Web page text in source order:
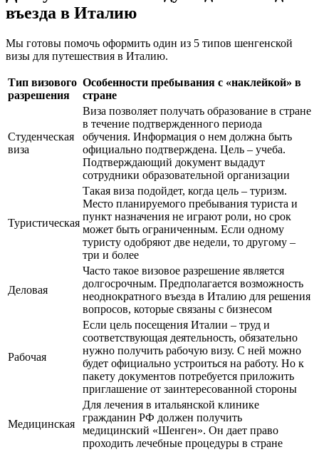
въезда в Италию
Мы готовы помочь оформить один из 5 типов шенгенской
визы для путешествия в Италию.
Тип визового
разрешения
Особенности пребывания с «наклейкой» в
стране
Студенческая
виза
Виза позволяет получать образование в стране
в течение подтвержденного периода
обучения. Информация о нем должна быть
официально подтверждена. Цель – учеба.
Подтверждающий документ выдадут
сотрудники образовательной организации
Туристическая
Такая виза подойдет, когда цель – туризм.
Место планируемого пребывания туриста и
пункт назначения не играют роли, но срок
может быть ограниченным. Если одному
туристу одобряют две недели, то другому –
три и более
Деловая
Часто такое визовое разрешение является
долгосрочным. Предполагается возможность
неоднократного въезда в Италию для решения
вопросов, которые связаны с бизнесом
Рабочая
Если цель посещения Италии – труд и
соответствующая деятельность, обязательно
нужно получить рабочую визу. С ней можно
будет официально устроиться на работу. Но к
пакету документов потребуется приложить
приглашение от заинтересованной стороны
Медицинская
Для лечения в итальянской клинике
гражданин РФ должен получить
медицинский «Шенген». Он дает право
проходить лечебные процедуры в стране